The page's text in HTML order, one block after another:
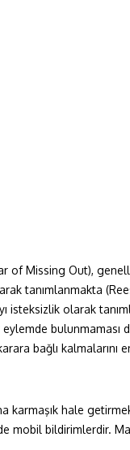
of Missing Out),
tanımlanmakta
isteksizlik olarak
bulunmaması
bağlı
hale
mobil bildirimlerdir.